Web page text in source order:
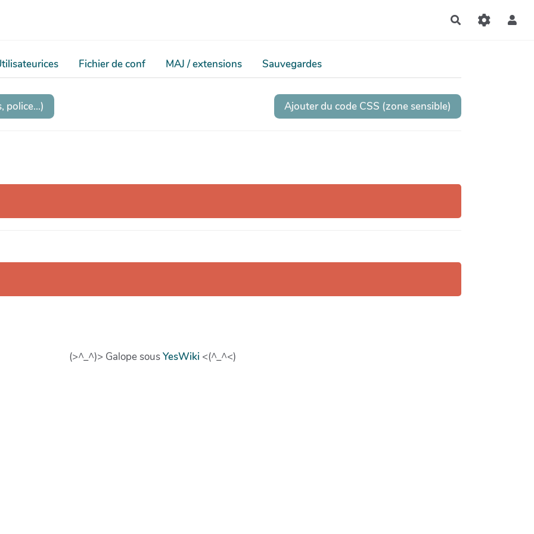
Rechercher
Fichier de conf MAJ / extensions Sauvegardes
police...) Ajouter du code CSS (zone sensible)
(>^_^)> Galope sousYesWiki <(^_^<)